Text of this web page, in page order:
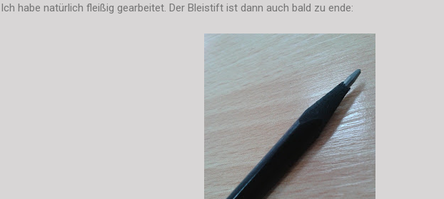
Ich habe natürlich fleißig gearbeitet. Der Bleistift ist dann auch bald zu ende: